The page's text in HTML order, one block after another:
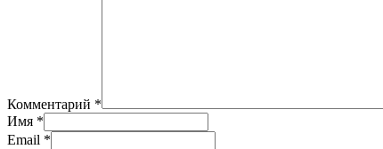
Комментарий *
Имя *
Email *